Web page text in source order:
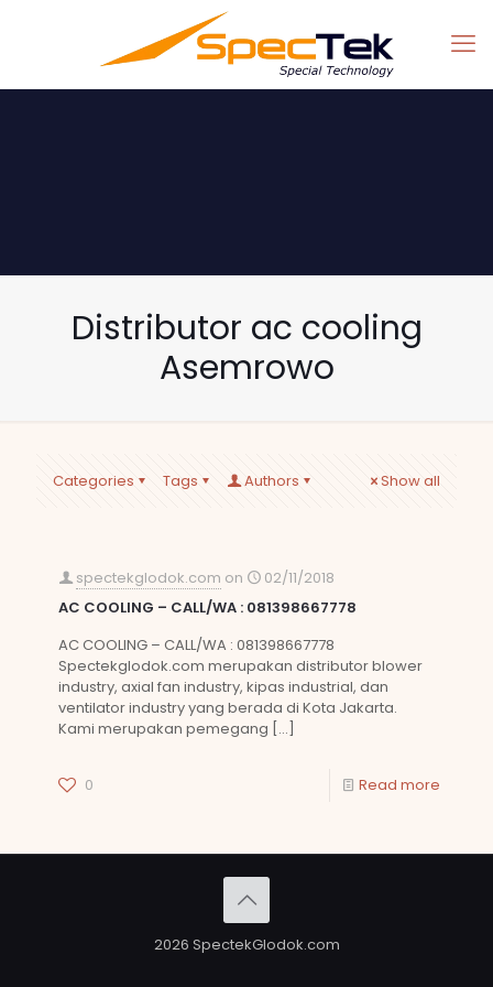
Distributor ac cooling
Asemrowo
Categories Tags Authors Show all
spectekglodok.com on
02/11/2018
AC COOLING – CALL/WA : 081398667778
AC COOLING – CALL/WA : 081398667778
Spectekglodok.com merupakan distributor blower
industry, axial fan industry, kipas industrial, dan
ventilator industry yang berada di Kota Jakarta.
Kami merupakan pemegang […]
0 Read more
2026 SpectekGlodok.com